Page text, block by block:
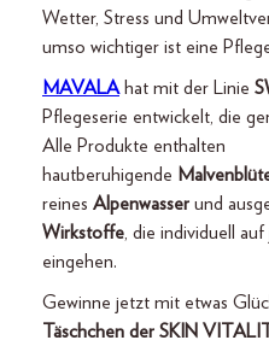
Wetter, Stress und
umso wichtiger ist eine
MAVALA hat mit der Linie
Pflegeserie entwickelt, die
Alle Produkte enthalten
hautberuhigende
reines Alpenwasser und
Wirkstoffe , die individuell
eingehen.
Gewinne jetzt mit etwas
Täschchen der SKIN